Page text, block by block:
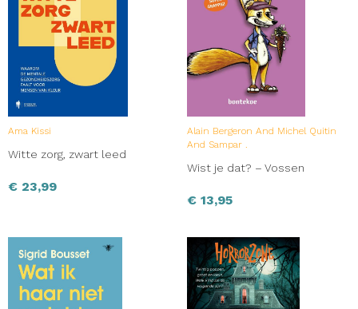
Ama Kissi
Witte zorg, zwart leed
€ 23,99
Alain Bergeron And Michel Quitin
And Sampar .
Wist je dat? – Vossen
€ 13,95